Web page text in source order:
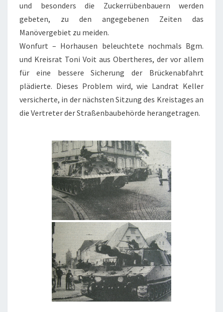
und besonders die Zuckerrübenbauern werden
gebeten, zu den angegebenen Zeiten das
Manövergebiet zu meiden.
Wonfurt – Horhausen beleuchtete nochmals Bgm.
und Kreisrat Toni Voit aus Obertheres, der vor allem
für eine bessere Sicherung der Brückenabfahrt
plädierte. Dieses Problem wird, wie Landrat Keller
versicherte, in der nächsten Sitzung des Kreistages an
die Vertreter der Straßenbaubehörde herangetragen.